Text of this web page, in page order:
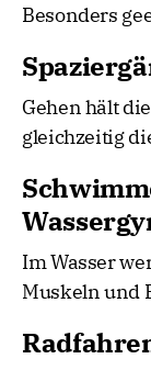
Besonders
Gehen hält
gleichzeitig
Im Wasser
Muskeln und